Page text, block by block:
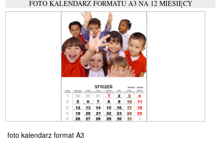
FOTO KALENDARZ FORMATU A3 NA 12 MIESIĘCY
foto kalendarz format A3